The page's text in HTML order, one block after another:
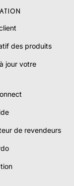
des produits
jour votre
de revendeurs